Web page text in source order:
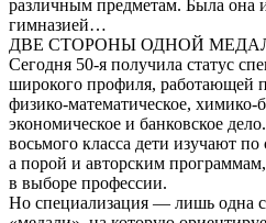
различным предметам. Была она
гимназией…
ДВЕ СТОРОНЫ ОДНОЙ
Сегодня 50-я получила статус
широкого профиля, работающей
физико-математическое, химико-
экономическое и банковское
восьмого класса дети изучают
а порой и авторским
в выборе профессии.
Но специализация — лишь одна